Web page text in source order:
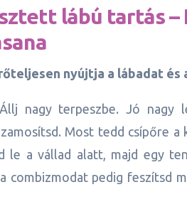
lábú tartás–
nyújtja a lábadat és
nagy terpeszbe. Jó nagy
Most tedd csípőre a
le a vállad alatt, majd egy
combizmodat pedig feszítsd